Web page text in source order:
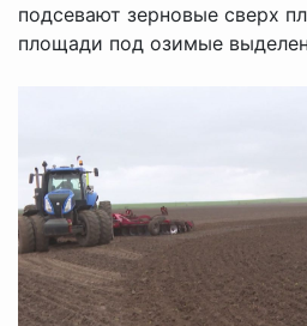
подсевают зерновые сверх
площади под озимые